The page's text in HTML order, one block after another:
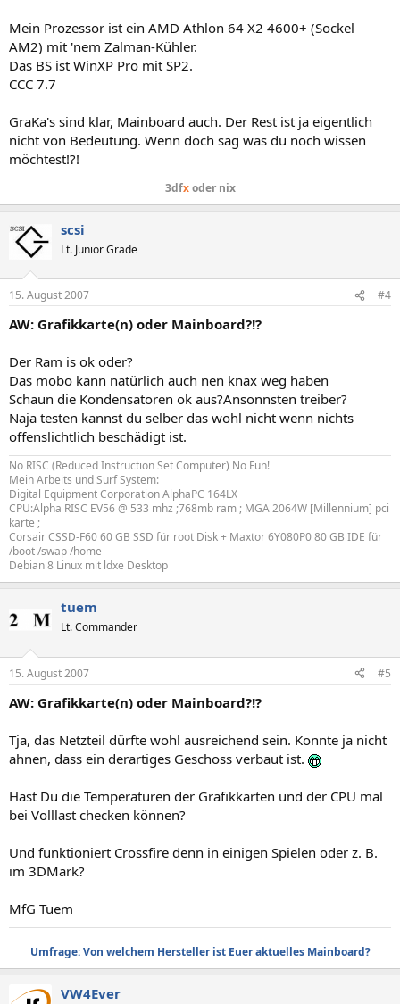
Mein Prozessor ist ein AMD Athlon 64 X2 4600+ (Sockel
AM2) mit 'nem Zalman-Kühler.
Das BS ist WinXP Pro mit SP2.
CCC 7.7
GraKa's sind klar, Mainboard auch. Der Rest ist ja eigentlich
nicht von Bedeutung. Wenn doch sag was du noch wissen
möchtest!?!
3dfxoder nix
scsi
Lt. Junior Grade
15. August 2007 #4
AW: Grafikkarte(n) oder Mainboard?!?
Der Ram is ok oder?
Das mobo kann natürlich auch nen knax weg haben
Schaun die Kondensatoren ok aus?Ansonnsten treiber?
Naja testen kannst du selber das wohl nicht wenn nichts
offenslichtlich beschädigt ist.
No RISC (Reduced Instruction Set Computer) No Fun!
Mein Arbeits und Surf System:
Digital Equipment Corporation AlphaPC 164LX
CPU:Alpha RISC EV56 @ 533 mhz ;768mb ram ; MGA 2064W [Millennium] pci
karte ;
Corsair CSSD-F60 60 GB SSD für root Disk + Maxtor 6Y080P0 80 GB IDE für
/boot /swap /home
Debian 8 Linux mit ldxe Desktop
tuem
Lt. Commander
15. August 2007 #5
AW: Grafikkarte(n) oder Mainboard?!?
Tja, das Netzteil dürfte wohl ausreichend sein. Konnte ja nicht
ahnen, dass ein derartiges Geschoss verbaut ist.
Hast Du die Temperaturen der Grafikkarten und der CPU mal
bei Volllast checken können?
Und funktioniert Crossfire denn in einigen Spielen oder z. B.
im 3DMark?
MfG Tuem
Umfrage: Von welchem Hersteller ist Euer aktuelles Mainboard?
VW4Ever